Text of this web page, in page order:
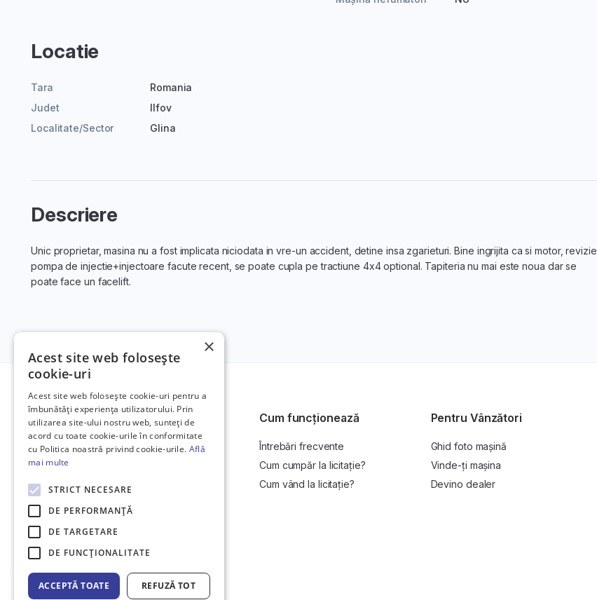
Locatie
Tara
Romania
Judet
Ilfov
Localitate/Sector
Glina
Descriere
Unic proprietar, masina nu a fost implicata niciodata in vre-un accident, detine insa zgarieturi. Bine ingrijita ca si motor, revizie
pompa de injectie+injectoare facute recent, se poate cupla pe tractiune 4x4 optional. Tapiteria nu mai este noua dar se
poate face un facelift.
Platformă de anunțuri auto și licitații
auto online.
Cum funcționează
Întrebări frecvente
Cum cumpăr la licitație?
Cum vând la licitație?
Pentru Vânzători
Ghid foto mașină
Vinde-ți mașina
Devino dealer
×
Acest site web folosește
cookie-uri
Acest site web folosește cookie-uri pentru a
îmbunătăți experiența utilizatorului. Prin
utilizarea site-ului nostru web, sunteți de
acord cu toate cookie-urile în conformitate
cu Politica noastră privind cookie-urile. Află
mai multe
STRICT NECESARE
DE PERFORMANȚĂ
DE TARGETARE
DE FUNCŢIONALITATE
ACCEPTĂ TOATE REFUZĂ TOT